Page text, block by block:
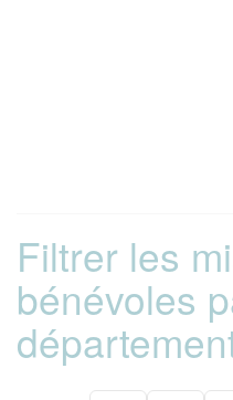
Filtrer les
bénévoles